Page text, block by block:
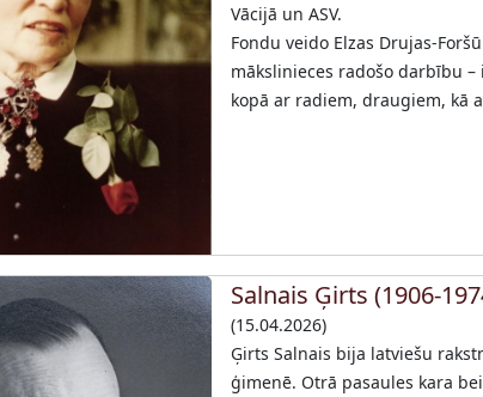
Vācijā un ASV.
Fondu veido Elzas Drujas-
mākslinieces radošo darbību
kopā ar radiem, draugiem, kā
Salnais Ģirts (1906-
(15.04.2026)
Ģirts Salnais bija latviešu
ģimenē. Otrā pasaules kara